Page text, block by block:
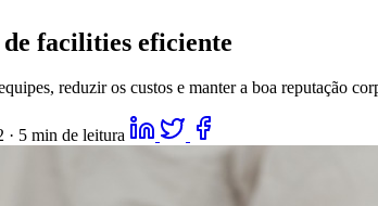
facilities eficiente
reduzir os custos e manter a boa reputação
· 5 min de leitura